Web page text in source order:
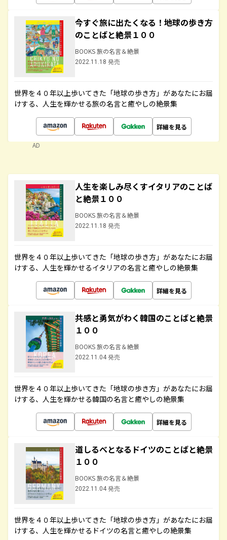
今すぐ旅に出たくなる！地球の歩き方
のことばと絶景１００
BOOKS 旅の名言＆絶景
2022.11.18 発売
世界を４０年以上歩いてきた「地球の歩き方」があなたにお届
けする、人生を輝かせる旅の名言と癒やしの絶景集
詳細を見る
AD
人生を楽しみ尽くすイタリアのことば
と絶景１００
BOOKS 旅の名言＆絶景
2022.11.18 発売
世界を４０年以上歩いてきた「地球の歩き方」があなたにお届
けする、人生を輝かせるイタリアの名言と癒やしの絶景集
詳細を見る
共感と勇気がわく韓国のことばと絶景
１００
BOOKS 旅の名言＆絶景
2022.11.04 発売
世界を４０年以上歩いてきた「地球の歩き方」があなたにお届
けする、人生を輝かせる韓国の名言と癒やしの絶景集
詳細を見る
道しるべとなるドイツのことばと絶景
１００
BOOKS 旅の名言＆絶景
2022.11.04 発売
世界を４０年以上歩いてきた「地球の歩き方」があなたにお届
けする、人生を輝かせるドイツの名言と癒やしの絶景集